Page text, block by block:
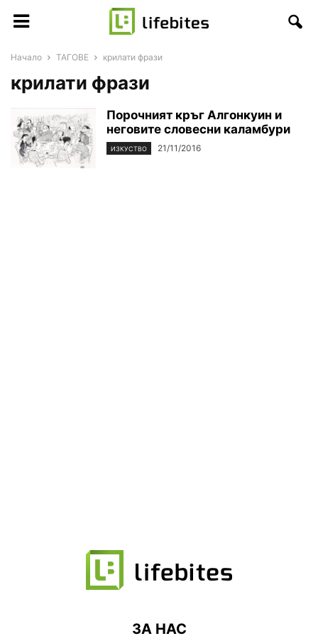
Начало ТАГОВЕ крилати фрази
крилати фрази
Порочният кръг Алгонкуин и
неговите словесни каламбури
ИЗКУСТВО 21/11/2016
ЗА НАС